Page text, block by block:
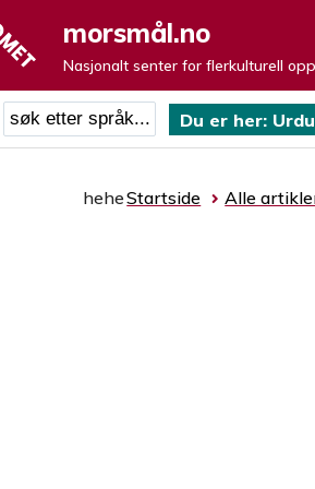
morsmål.no
Nasjonalt senter for flerkulturell
Søk etter språk
Du er her: Urdu
heheStartside Alle